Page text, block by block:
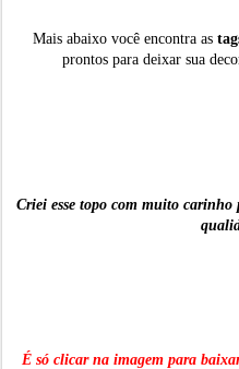
Mais abaixo você encontra as
prontos para deixar sua
Criei esse topo com muito carinho
É só clicar na imagem para